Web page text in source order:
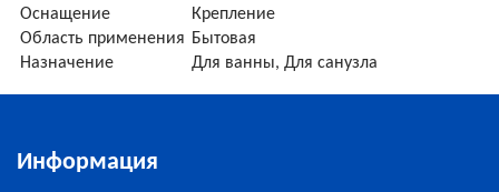
Оснащение
Крепление
Область применения Бытовая
Назначение
Для ванны, Для санузла
Информация